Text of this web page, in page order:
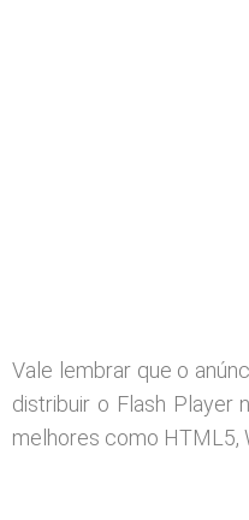
Vale lembrar que o
distribuir o Flash Player
melhores como HTML5,